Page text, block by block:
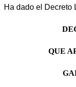
Ha dado el Decreto
QUE